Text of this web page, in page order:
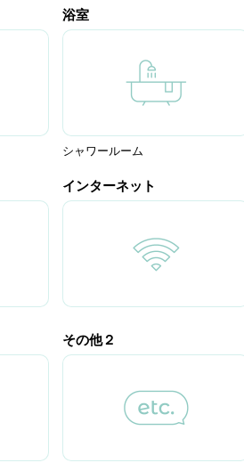
浴室
シャワールーム
インターネット
その他２